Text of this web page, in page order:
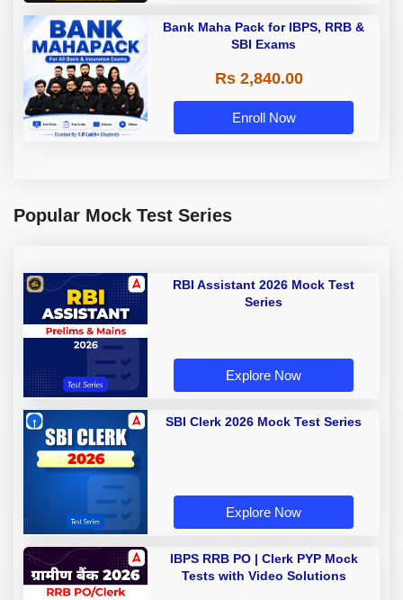
Bank Maha Pack for IBPS, RRB &
SBI Exams
Rs 2,840.00
Enroll Now
Popular Mock Test Series
RBI Assistant 2026 Mock Test
Series
Explore Now
SBI Clerk 2026 Mock Test Series
Explore Now
IBPS RRB PO | Clerk PYP Mock
Tests with Video Solutions